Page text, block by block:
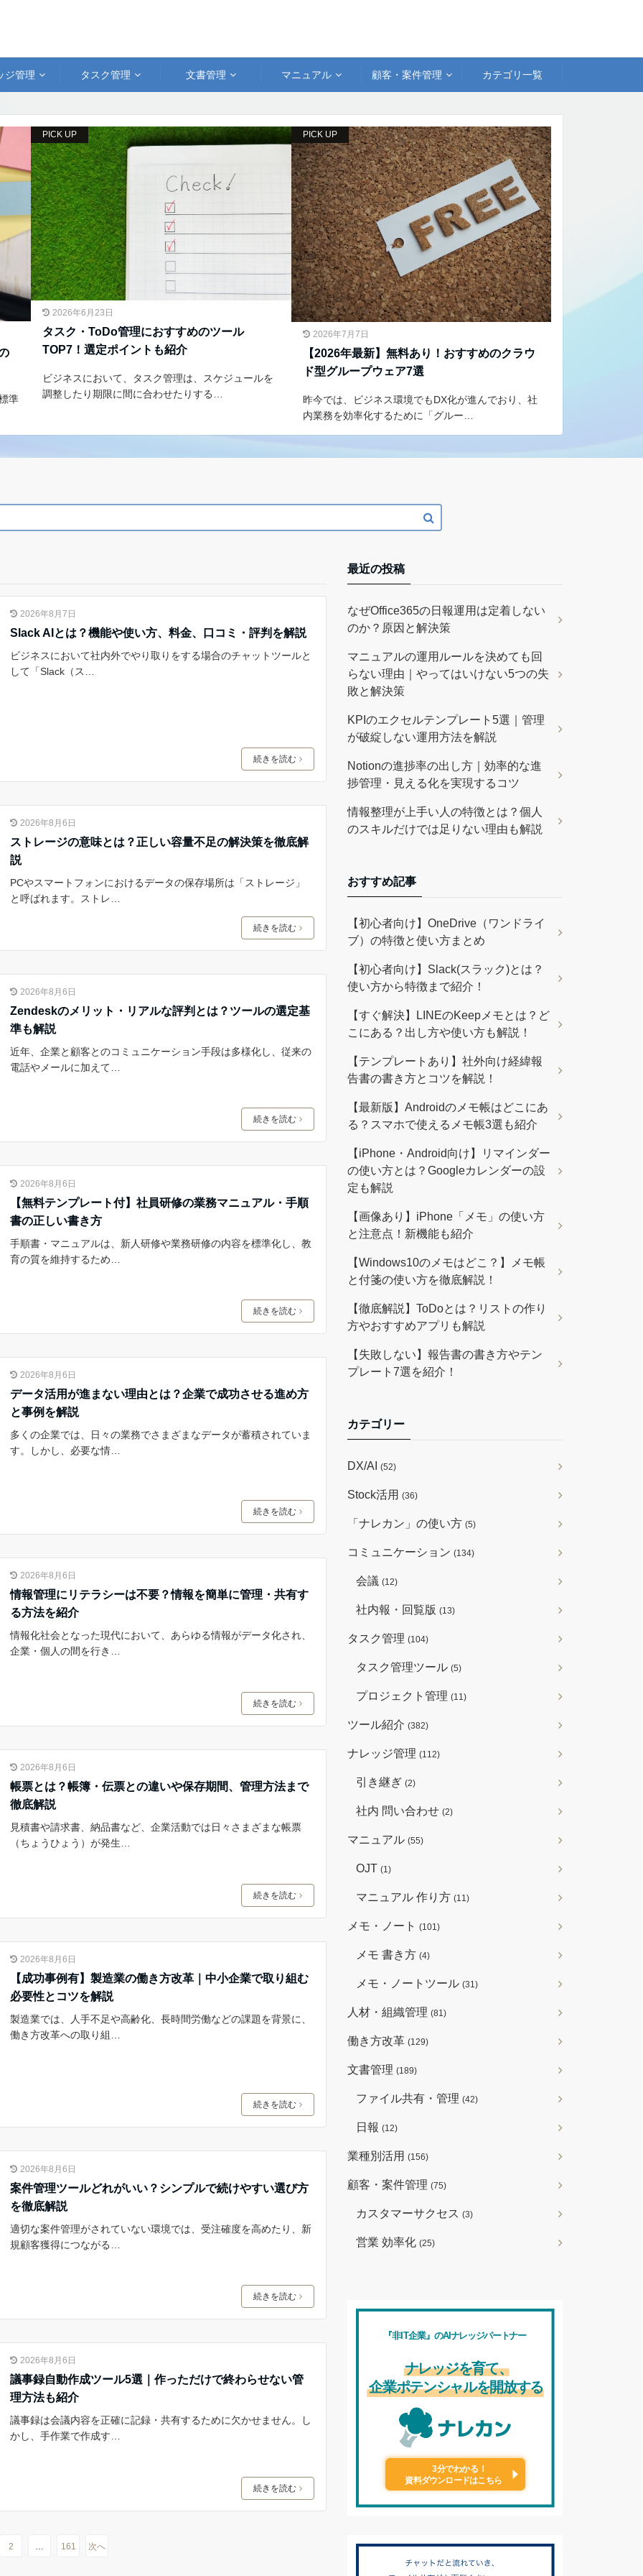
ジ管理 タスク管理 文書管理 マニュアル 顧客・案件管理 カテゴリ一覧
準
PICK UP
2026年6月23日
タスク・ToDo管理におすすめのツール
TOP7！選定ポイントも紹介
ビジネスにおいて、タスク管理は、スケジュールを
調整したり期限に間に合わせたりする…
PICK UP
2026年7月7日
【2026年最新】無料あり！おすすめのクラウ
ド型グループウェア7選
昨今では、ビジネス環境でもDX化が進んでおり、社
内業務を効率化するために「グルー…
2026年8月7日
Slack AIとは？機能や使い方、料金、口コミ・評判を解説
ビジネスにおいて社内外でやり取りをする場合のチャットツールと
して「Slack（ス…
続きを読む
2026年8月6日
ストレージの意味とは？正しい容量不足の解決策を徹底解
説
PCやスマートフォンにおけるデータの保存場所は「ストレージ」
と呼ばれます。ストレ…
続きを読む
2026年8月6日
Zendeskのメリット・リアルな評判とは？ツールの選定基
準も解説
近年、企業と顧客とのコミュニケーション手段は多様化し、従来の
電話やメールに加えて…
続きを読む
2026年8月6日
【無料テンプレート付】社員研修の業務マニュアル・手順
書の正しい書き方
手順書・マニュアルは、新人研修や業務研修の内容を標準化し、教
育の質を維持するため…
続きを読む
2026年8月6日
データ活用が進まない理由とは？企業で成功させる進め方
と事例を解説
多くの企業では、日々の業務でさまざまなデータが蓄積されていま
す。しかし、必要な情…
続きを読む
2026年8月6日
情報管理にリテラシーは不要？情報を簡単に管理・共有す
る方法を紹介
情報化社会となった現代において、あらゆる情報がデータ化され、
企業・個人の間を行き…
続きを読む
2026年8月6日
帳票とは？帳簿・伝票との違いや保存期間、管理方法まで
徹底解説
見積書や請求書、納品書など、企業活動では日々さまざまな帳票
（ちょうひょう）が発生…
続きを読む
2026年8月6日
【成功事例有】製造業の働き方改革｜中小企業で取り組む
必要性とコツを解説
製造業では、人手不足や高齢化、長時間労働などの課題を背景に、
働き方改革への取り組…
続きを読む
2026年8月6日
案件管理ツールどれがいい？シンプルで続けやすい選び方
を徹底解説
適切な案件管理がされていない環境では、受注確度を高めたり、新
規顧客獲得につながる…
続きを読む
2026年8月6日
議事録自動作成ツール5選｜作っただけで終わらせない管
理方法も紹介
議事録は会議内容を正確に記録・共有するために欠かせません。し
かし、手作業で作成す…
続きを読む
2 … 161 次へ
最近の投稿
なぜOffice365の日報運用は定着しない
のか？原因と解決策
マニュアルの運用ルールを決めても回
らない理由｜やってはいけない5つの失
敗と解決策
KPIのエクセルテンプレート5選｜管理
が破綻しない運用方法を解説
Notionの進捗率の出し方｜効率的な進
捗管理・見える化を実現するコツ
情報整理が上手い人の特徴とは？個人
のスキルだけでは足りない理由も解説
おすすめ記事
【初心者向け】OneDrive（ワンドライ
ブ）の特徴と使い方まとめ
【初心者向け】Slack(スラック)とは？
使い方から特徴まで紹介！
【すぐ解決】LINEのKeepメモとは？ど
こにある？出し方や使い方も解説！
【テンプレートあり】社外向け経緯報
告書の書き方とコツを解説！
【最新版】Androidのメモ帳はどこにあ
る？スマホで使えるメモ帳3選も紹介
【iPhone・Android向け】リマインダー
の使い方とは？Googleカレンダーの設
定も解説
【画像あり】iPhone「メモ」の使い方
と注意点！新機能も紹介
【Windows10のメモはどこ？】メモ帳
と付箋の使い方を徹底解説！
【徹底解説】ToDoとは？リストの作り
方やおすすめアプリも解説
【失敗しない】報告書の書き方やテン
プレート7選を紹介！
カテゴリー
DX/AI (52)
Stock活用 (36)
「ナレカン」の使い方 (5)
コミュニケーション (134)
会議 (12)
社内報・回覧版 (13)
タスク管理 (104)
タスク管理ツール (5)
プロジェクト管理 (11)
ツール紹介 (382)
ナレッジ管理 (112)
引き継ぎ (2)
社内 問い合わせ (2)
マニュアル (55)
OJT (1)
マニュアル 作り方 (11)
メモ・ノート (101)
メモ 書き方 (4)
メモ・ノートツール (31)
人材・組織管理 (81)
働き方改革 (129)
文書管理 (189)
ファイル共有・管理 (42)
日報 (12)
業種別活用 (156)
顧客・案件管理 (75)
カスタマーサクセス (3)
営業 効率化 (25)